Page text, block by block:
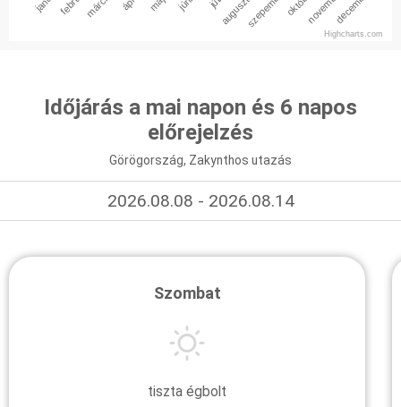
Highcharts.com
Időjárás a mai napon és 6 napos
előrejelzés
Görögország, Zakynthos utazás
2026.08.08 - 2026.08.14
Szombat
tiszta égbolt